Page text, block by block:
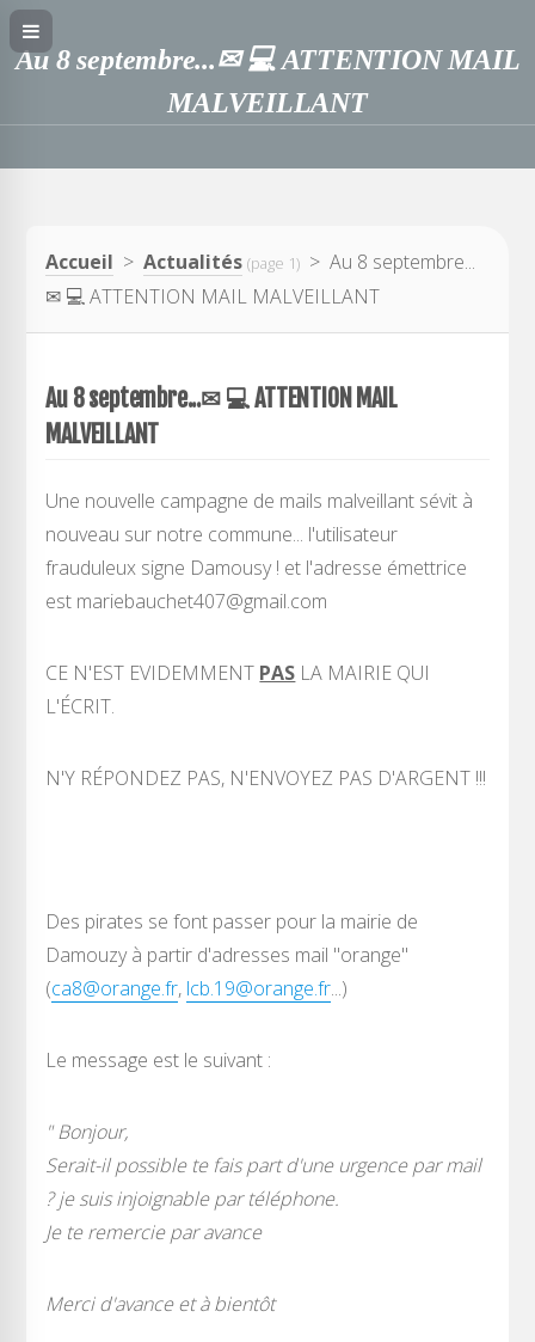
Au 8 septembre...✉︎ 💻 ATTENTION MAIL
MALVEILLANT
Accueil >Actualités (page 1) > Au 8 septembre...
✉︎ 💻 ATTENTION MAIL MALVEILLANT
Au 8 septembre...✉︎ 💻 ATTENTION MAIL
MALVEILLANT
Une nouvelle campagne de mails malveillant sévit à
nouveau sur notre commune... l'utilisateur
frauduleux signe Damousy ! et l'adresse émettrice
est mariebauchet407@gmail.com
CE N'EST EVIDEMMENT PAS LA MAIRIE QUI
L'ÉCRIT.
N'Y RÉPONDEZ PAS, N'ENVOYEZ PAS D'ARGENT !!!
Des pirates se font passer pour la mairie de
Damouzy à partir d'adresses mail "orange"
(ca8@orange.fr, lcb.19@orange.fr...)
Le message est le suivant :
" Bonjour,
Serait-il possible te fais part d'une urgence par mail
? je suis injoignable par téléphone.
Je te remercie par avance
Merci d'avance et à bientôt